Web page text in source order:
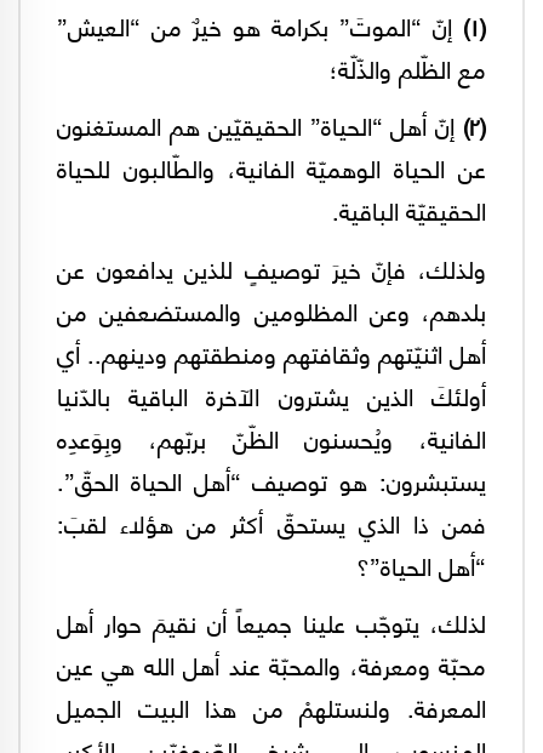
(١)
إنّ “الموتَ” بكرامة هو خيرٌ من “العيش”
مع الظّلم والذّلّة؛
(٢) إنّ أهل “الحياة” الحقيقيّين هم المستغنون
عن الحياة الوهميّة الفانية، والطّالبون للحياة
الحقيقيّة الباقية.
ولذلك، فإنّ خيرَ توصيفٍ للذين يدافعون عن
بلدهم، وعن المظلومين والمستضعفين من
أهل اثنيّتهم وثقافتهم ومنطقتهم ودينهم.. أي
أولئكَ الذين يشترون الآخرة الباقية بالدّنيا
الفانية، ويُحسنون الظّنّ بربّهم، وبِوَعدِه
يستبشرون: هو توصيف “أهل الحياة الحقّ”.
فمن ذا الذي يستحقّ أكثر من هؤلاء لقبَ:
“أهل الحياة”؟
لذلك، يتوجّب علينا جميعاً أن نقيمَ حوار أهل
محبّة ومعرفة، والمحبّة عند أهل الله هي عين
المعرفة. ولنستلهمْ من هذا البيت الجميل